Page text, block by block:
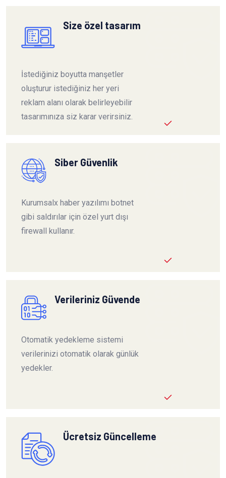
Size özel tasarım
İstediğiniz boyutta manşetler
oluşturur istediğiniz her yeri
reklam alanı olarak belirleyebilir
tasarımınıza siz karar verirsiniz.
Siber Güvenlik
Kurumsalx haber yazılımı botnet
gibi saldırılar için özel yurt dışı
firewall kullanır.
Verileriniz Güvende
Otomatik yedekleme sistemi
verilerinizi otomatik olarak günlük
yedekler.
Ücretsiz Güncelleme